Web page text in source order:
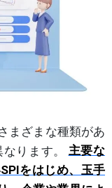
まざまな種類があ
ります。
主要な
をはじめ、玉手